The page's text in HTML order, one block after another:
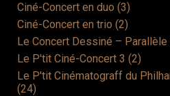
Ciné-Concert en duo (3)
Ciné-Concert en trio (2)
Le Concert Dessiné – Parallèle
Le P'tit Ciné-Concert 3 (2)
Le P'tit Cinématograff du
(24)